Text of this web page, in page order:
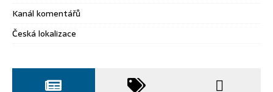
Kanál komentářů
Česká lokalizace